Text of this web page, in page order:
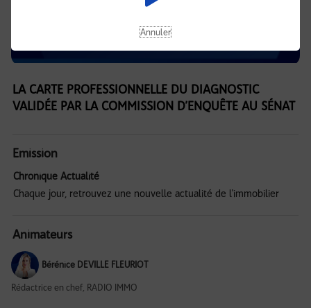
LA CARTE PROFESSIONNELLE DU DIAGNOSTIC
VALIDÉE PAR LA COMMISSION D’ENQUÊTE AU SÉNAT
Emission
Chronique Actualité
Chaque jour, retrouvez une nouvelle actualité de l'immobilier
Animateurs
Bérénice DEVILLE FLEURIOT
Rédactrice en chef, RADIO IMMO
Annuler